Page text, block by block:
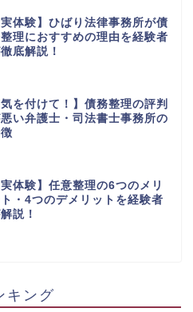
実体験】ひばり法律事務所が債
理におすすめの理由を経験者
底解説！
気を付けて！】債務整理の評判
い弁護士・司法書士事務所の
実体験】任意整理の6つのメリ
ト・4つのデメリットを経験者
説！
キング